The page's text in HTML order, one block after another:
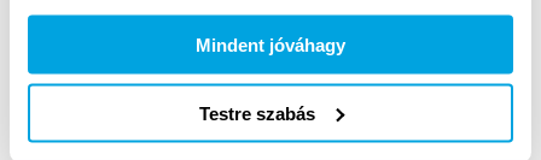
Mindent jóváhagy
Testre szabás
Bevásárlólistához adom Értesíts, ha olcsóbb!